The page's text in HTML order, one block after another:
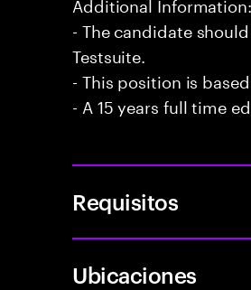
- The candidate
Testsuite.
- This position is
- A 15 years full time
Requisitos
Ubicaciones